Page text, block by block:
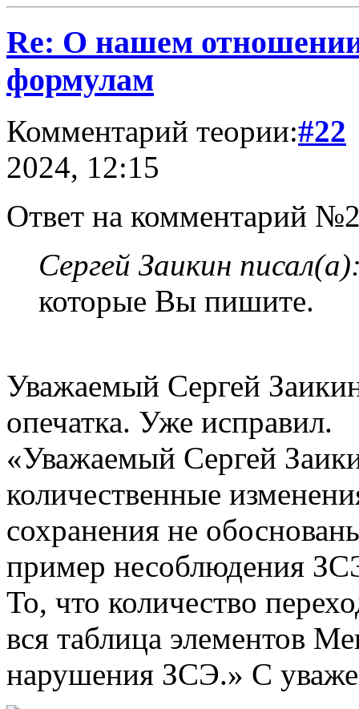
Re: О нашем
формулам
Комментарий теории:#22
2024, 12:15
Ответ на комментарий
Сергей Заикин
которые Вы пишите.
Уважаемый Сергей
опечатка. Уже исправил.
«Уважаемый Сергей
количественные
сохранения не
пример несоблюдения
То, что количество
вся таблица элементов
нарушения ЗСЭ.» С